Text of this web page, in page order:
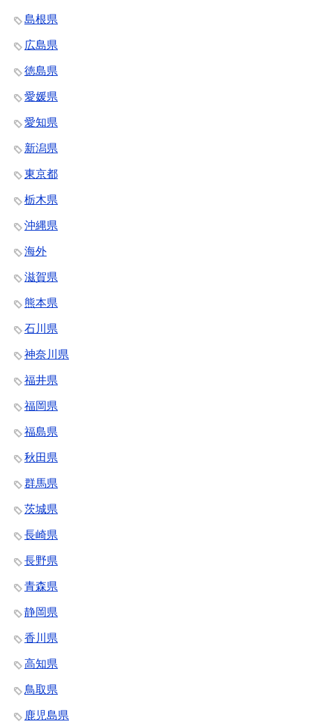
島根県
広島県
徳島県
愛媛県
愛知県
新潟県
東京都
栃木県
沖縄県
海外
滋賀県
熊本県
石川県
神奈川県
福井県
福岡県
福島県
秋田県
群馬県
茨城県
長崎県
長野県
青森県
静岡県
香川県
高知県
鳥取県
鹿児島県